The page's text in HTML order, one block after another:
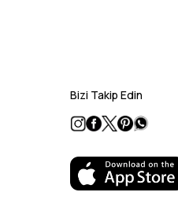
Bizi Takip Edin